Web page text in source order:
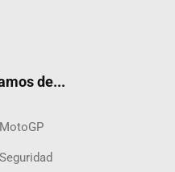
de...
MotoGP
Seguridad